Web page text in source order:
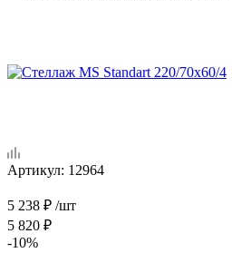
Артикул: 12964
5 238 ₽ /шт
5 820 ₽
-10%